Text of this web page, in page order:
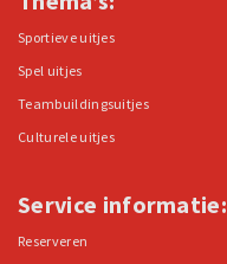
Sportieve uitjes
Spel uitjes
Teambuildingsuitjes
Culturele uitjes
Service informatie:
Reserveren